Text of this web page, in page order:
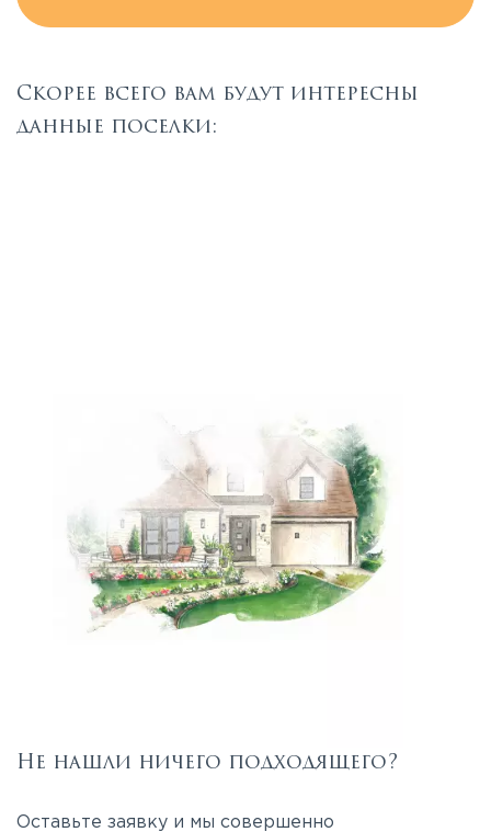
Скорее всего вам будут интересны
данные поселки:
Не нашли ничего подходящего?
Оставьте заявку и мы совершенно